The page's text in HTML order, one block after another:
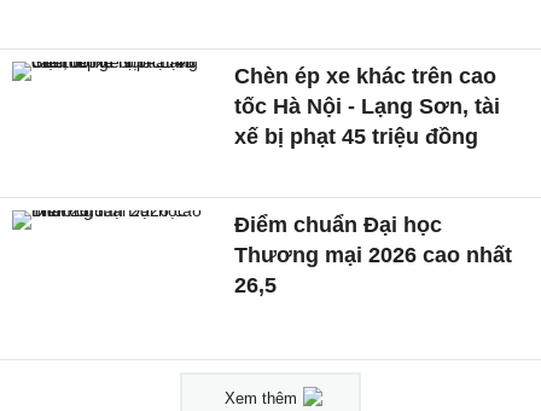
Chèn ép xe khác trên cao
tốc Hà Nội - Lạng Sơn, tài
xế bị phạt 45 triệu đồng
Điểm chuẩn Đại học
Thương mại 2026 cao nhất
26,5
Xem thêm